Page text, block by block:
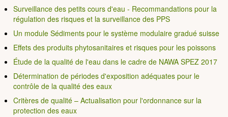
Surveillance des petits cours d'eau - Recommandations pour la
régulation des risques et la surveillance des PPS
Un module Sédiments pour le système modulaire gradué suisse
Effets des produits phytosanitaires et risques pour les poissons
Étude de la qualité de l'eau dans le cadre de NAWA SPEZ 2017
Détermination de périodes d'exposition adéquates pour le
contrôle de la qualité des eaux
Critères de qualité – Actualisation pour l'ordonnance sur la
protection des eaux